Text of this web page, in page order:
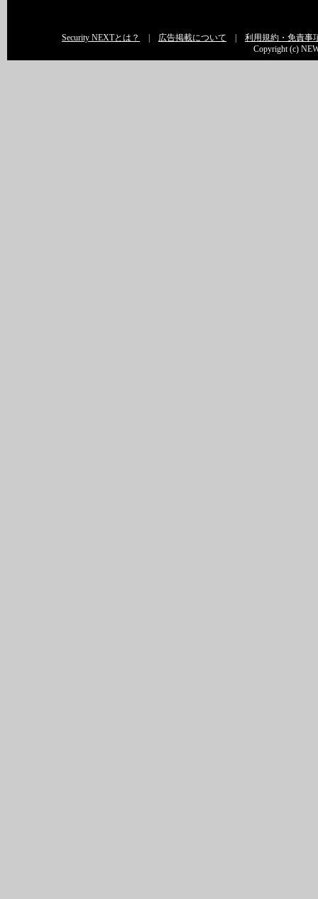
Security NEXTとは？ | 広告掲載について | 利用規約・免責事
Copyright (c)